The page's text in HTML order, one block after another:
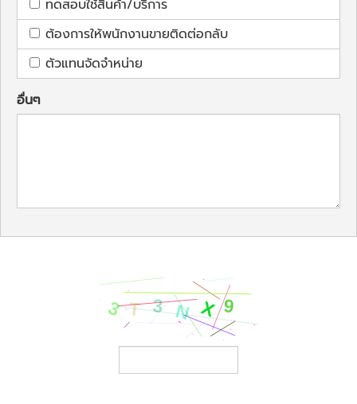
ทดสอบใช้สินค้า/บริการ
ต้องการให้พนักงานขายติดต่อกลับ
ตัวแทนจัดจำหน่าย
อื่นๆ